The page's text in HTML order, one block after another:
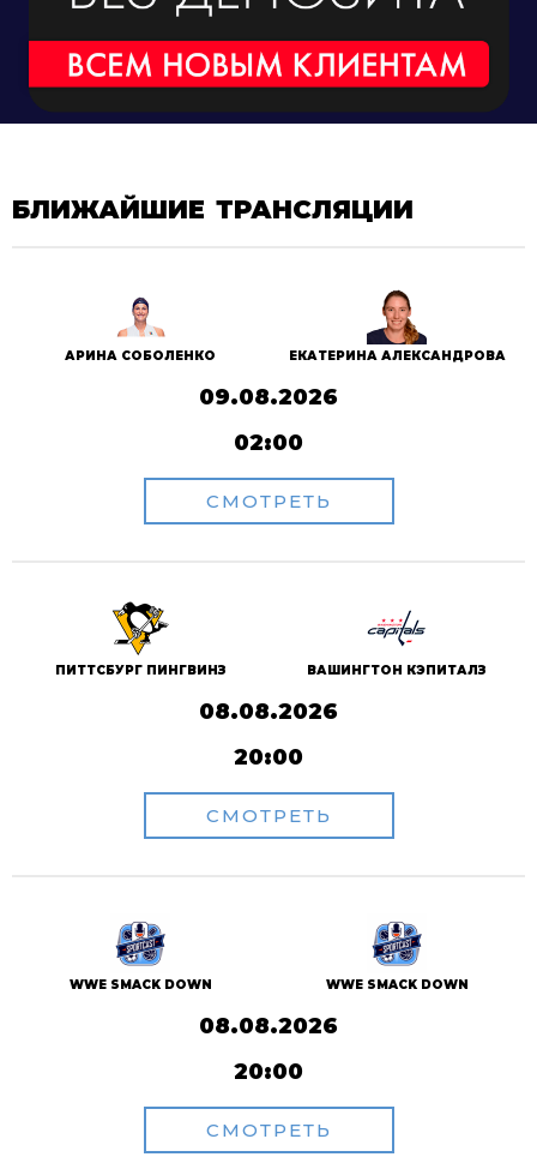
БЛИЖАЙШИЕ ТРАНСЛЯЦИИ
АРИНА СОБОЛЕНКО ЕКАТЕРИНА АЛЕКСАНДРОВА
09.08.2026
02:00
СМОТРЕТЬ
ПИТТСБУРГ ПИНГВИНЗ ВАШИНГТОН КЭПИТАЛЗ
08.08.2026
20:00
СМОТРЕТЬ
WWE SMACK DOWN WWE SMACK DOWN
08.08.2026
20:00
СМОТРЕТЬ